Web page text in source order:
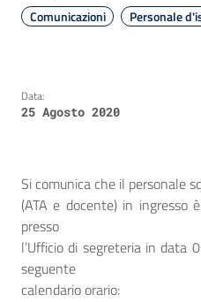
Comunicazioni Personale
Data:
25 Agosto 2020
Si comunica che il personale
(ATA e docente) in ingresso
presso
l’Ufficio di segreteria in data
seguente
calendario orario: